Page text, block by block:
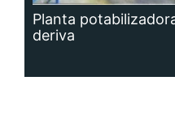
Planta
deriva